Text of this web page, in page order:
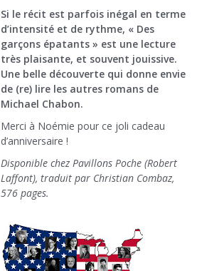
Si le récit est parfois inégal en terme
d’intensité et de rythme, « Des
garçons épatants » est une lecture
très plaisante, et souvent jouissive.
Une belle découverte qui donne envie
de (re) lire les autres romans de
Michael Chabon.
Merci à Noémie pour ce joli cadeau
d’anniversaire !
Disponible chez Pavillons Poche (Robert
Laffont), traduit par Christian Combaz,
576 pages.